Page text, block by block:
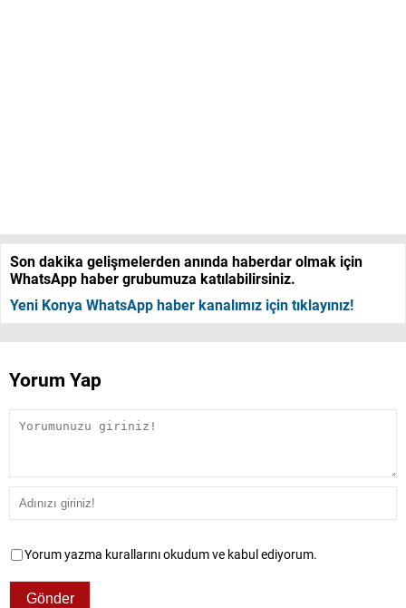
Son dakika gelişmelerden anında haberdar olmak için
WhatsApp haber grubumuza katılabilirsiniz.
Yeni Konya WhatsApp haber kanalımız için tıklayınız!
Yorum Yap
Yorum yazma kurallarını okudum ve kabul ediyorum.